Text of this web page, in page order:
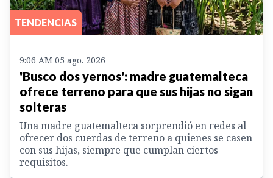
TENDENCIAS
9:06 AM 05 ago. 2026
'Busco dos yernos': madre guatemalteca
ofrece terreno para que sus hijas no sigan
solteras
Una madre guatemalteca sorprendió en redes al
ofrecer dos cuerdas de terreno a quienes se casen
con sus hijas, siempre que cumplan ciertos
requisitos.